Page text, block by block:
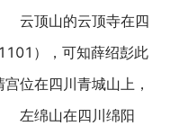
云顶山的云顶寺在四
），可知薛绍彭此
位在四川青城山上，
左绵山在四川绵阳